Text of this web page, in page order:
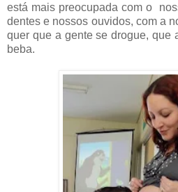
está mais preocupada com o
dentes e nossos ouvidos, com a
quer que a gente se drogue, que
beba.